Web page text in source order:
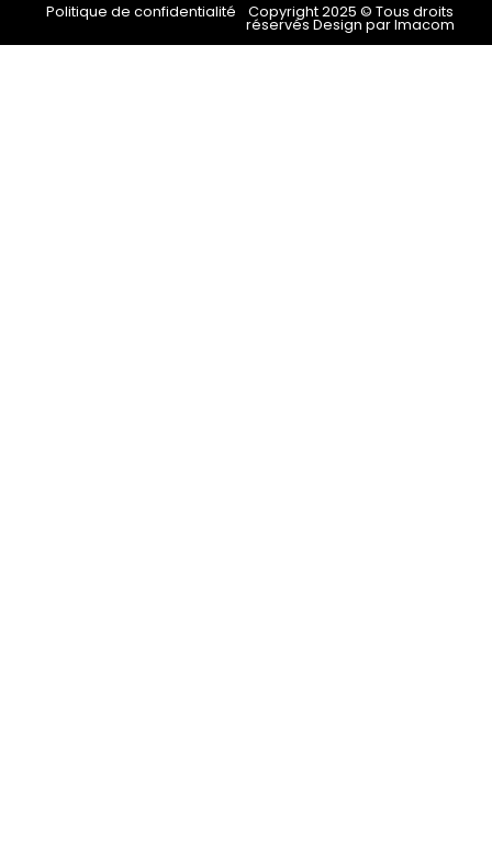
Politique de confidentialité Copyright 2025 © Tous droits
réservés Design par Imacom